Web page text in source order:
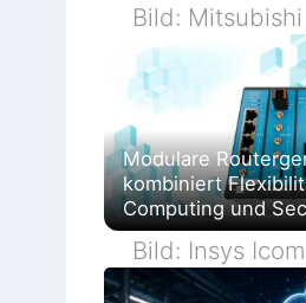
Bild:
Modulare
kombiniert
Computing und
Bild: Insys